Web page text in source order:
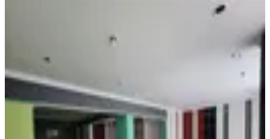
Bahçelievler Teomanpaşa Cad. Satılık
09.02.2026
6.550.000 ₺